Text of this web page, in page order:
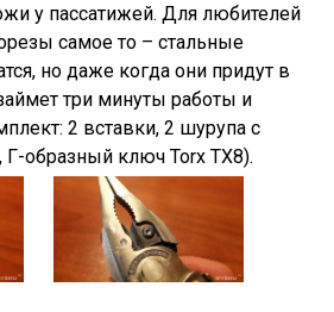
у пассатижей. Для любителей
самое то – стальные
но даже когда они придут в
три минуты работы и
2 вставки, 2 шурупа с
образный ключ Torx TX8).